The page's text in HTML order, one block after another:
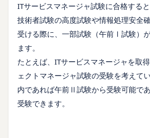
ITサービスマネージャ試験に合格する
技術者試験の高度試験や情報処理安全
受ける際に、一部試験（午前Ⅰ試験）
ます。
たとえば、ITサービスマネージャを取
ェクトマネージャ試験の受験を考えて
内であれば午前Ⅱ試験から受験可能で
受験できます。